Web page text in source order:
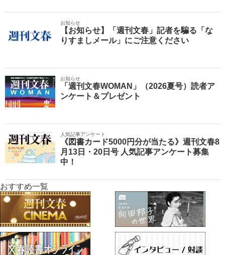
お知らせ
【お知らせ】「週刊文春」記者を騙る「な
りすましメール」にご注意ください
お知らせ
「週刊文春WOMAN」（2026夏号）読者ア
ンケート＆プレゼント
人気記事アンケート
《図書カード5000円分が当たる》週刊文春8
月13日・20日号 人気記事アンケート募集
中！
おすすめ一覧